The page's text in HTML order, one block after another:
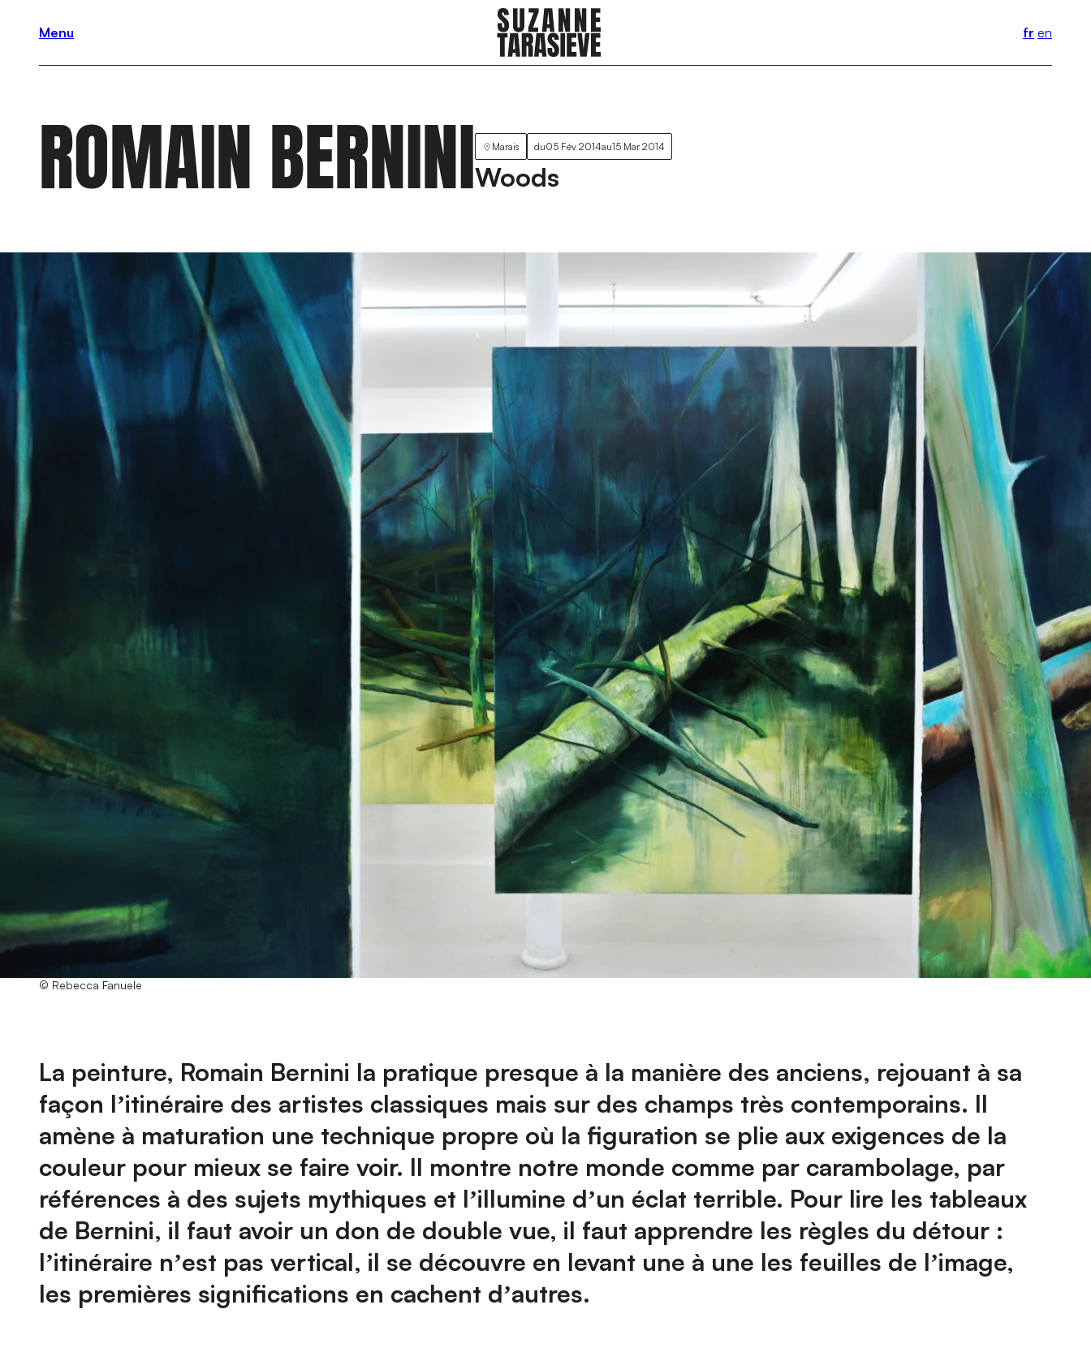
Menu fr en
ROMAIN BERNINI Marais du05 Fév 2014au15 Mar 2014
Woods
© Rebecca Fanuele
La peinture, Romain Bernini la pratique presque à la manière des anciens, rejouant à sa
façon lʼitinéraire des artistes classiques mais sur des champs très contemporains. Il
amène à maturation une technique propre où la figuration se plie aux exigences de la
couleur pour mieux se faire voir. Il montre notre monde comme par carambolage, par
références à des sujets mythiques et lʼillumine dʼun éclat terrible. Pour lire les tableaux
de Bernini, il faut avoir un don de double vue, il faut apprendre les règles du détour :
lʼitinéraire nʼest pas vertical, il se découvre en levant une à une les feuilles de lʼimage,
les premières significations en cachent dʼautres.